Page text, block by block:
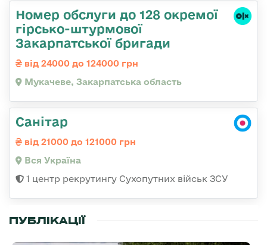
Номер обслуги до 128 окремої
гірсько-штурмової
Закарпатської бригади
від 24000 до 124000 грн
Мукачеве, Закарпатська область
Санітар
від 21000 до 121000 грн
Вся Україна
1 центр рекрутингу Сухопутних військ ЗСУ
ПУБЛІКАЦІЇ